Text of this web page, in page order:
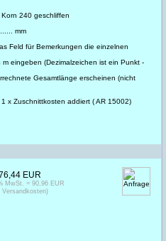
240 geschliffen
mm
Feld für Bemerkungen die einzelnen
eingeben (Dezimalzeichen ist ein Punkt -
Gesamtlänge erscheinen (nicht
x Zuschnittkosten addiert ( AR 15002)
EUR
MwSt. = 90,96 EUR
Versandkosten)